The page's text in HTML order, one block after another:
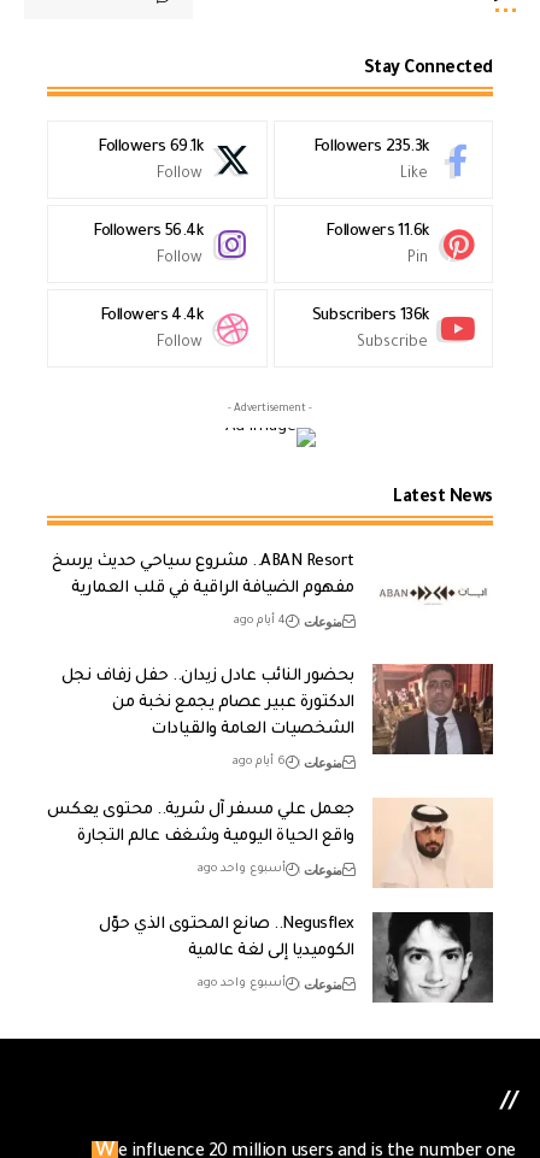
Stay Connected
235.3k
Followers
Like
69.1k
Followers
Follow
11.6k
Followers
Pin
56.4k
Followers
Follow
136k
Subscribers
Subscribe
4.4k
Followers
Follow
- Advertisement -
Latest News
ABAN Resort.. مشروع سياحي حديث يرسخ
مفهوم الضيافة الراقية في قلب العمارية
منوعات 4 أيام ago
بحضور النائب عادل زيدان.. حفل زفاف نجل
الدكتورة عبير عصام يجمع نخبة من
الشخصيات العامة والقيادات
منوعات 6 أيام ago
جعمل علي مسفر آل شرية.. محتوى يعكس
واقع الحياة اليومية وشغف عالم التجارة
منوعات أسبوع واحد ago
Negusflex.. صانع المحتوى الذي حوّل
الكوميديا إلى لغة عالمية
منوعات أسبوع واحد ago
//
We influence 20 million users and is the number one